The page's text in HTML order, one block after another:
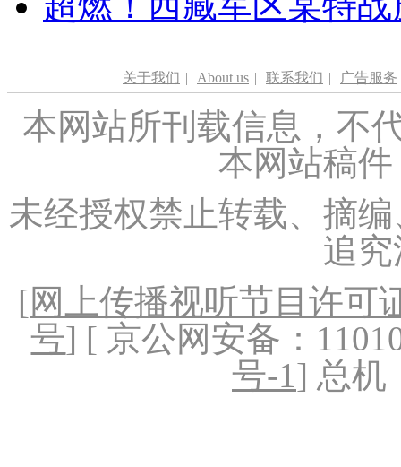
关于我们 | About us | 联系我们 | 广告服务
本网站所刊载信息，不
本网站稿
未经授权禁止转载、摘
追
[网上传播视听节目许可
号] [ 京公网安备：
号-1] 总机